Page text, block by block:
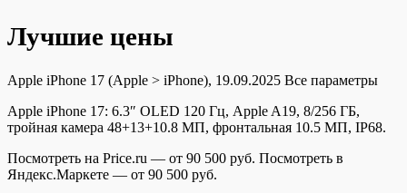
Лучшие цены
Apple iPhone 17 (Apple > iPhone), 19.09.2025 Все параметры
Apple iPhone 17: 6.3″ OLED 120 Гц, Apple A19, 8/256 ГБ,
тройная камера 48+13+10.8 МП, фронтальная 10.5 МП, IP68.
Посмотреть на Price.ru — от 90 500 руб. Посмотреть в
Яндекс.Маркете — от 90 500 руб.